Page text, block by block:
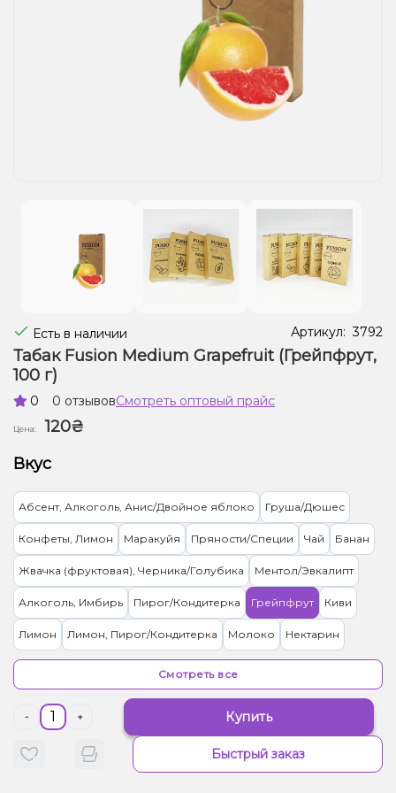
Жидкости для электронных сигарет
Есть в наличии Артикул: 3792
Табак Fusion Medium Grapefruit (Грейпфрут,
100 г)
0 0 отзывовСмотреть оптовый прайс
Цена:
120₴
Вкус
Абсент, Алкоголь, Анис/Двойное яблоко Груша/Дюшес
Конфеты, Лимон Маракуйя Пряности/Специи Чай Банан
Жвачка (фруктовая), Черника/Голубика Ментол/Эвкалипт
Алкоголь, Имбирь Пирог/Кондитерка Грейпфрут Киви
Лимон Лимон, Пирог/Кондитерка Молоко Нектарин
Земляника Банан, Лёд/Холодок
Лёд/Холодок, Мандарин
Лёд/Холодок, Черника/Голубика Грейпфрут, Лёд/Холодок
Смотреть все
- + Купить
Быстрый заказ